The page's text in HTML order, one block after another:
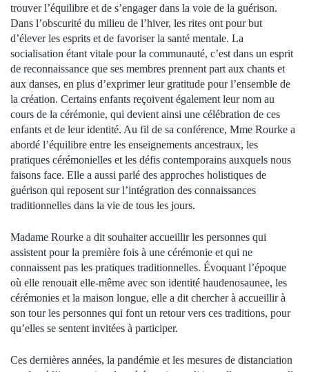
trouver l’équilibre et de s’engager dans la voie de la guérison.
Dans l’obscurité du milieu de l’hiver, les rites ont pour but
d’élever les esprits et de favoriser la santé mentale. La
socialisation étant vitale pour la communauté, c’est dans un esprit
de reconnaissance que ses membres prennent part aux chants et
aux danses, en plus d’exprimer leur gratitude pour l’ensemble de
la création. Certains enfants reçoivent également leur nom au
cours de la cérémonie, qui devient ainsi une célébration de ces
enfants et de leur identité. Au fil de sa conférence, Mme Rourke a
abordé l’équilibre entre les enseignements ancestraux, les
pratiques cérémonielles et les défis contemporains auxquels nous
faisons face. Elle a aussi parlé des approches holistiques de
guérison qui reposent sur l’intégration des connaissances
traditionnelles dans la vie de tous les jours.
Madame Rourke a dit souhaiter accueillir les personnes qui
assistent pour la première fois à une cérémonie et qui ne
connaissent pas les pratiques traditionnelles. Évoquant l’époque
où elle renouait elle-même avec son identité haudenosaunee, les
cérémonies et la maison longue, elle a dit chercher à accueillir à
son tour les personnes qui font un retour vers ces traditions, pour
qu’elles se sentent invitées à participer.
Ces dernières années, la pandémie et les mesures de distanciation